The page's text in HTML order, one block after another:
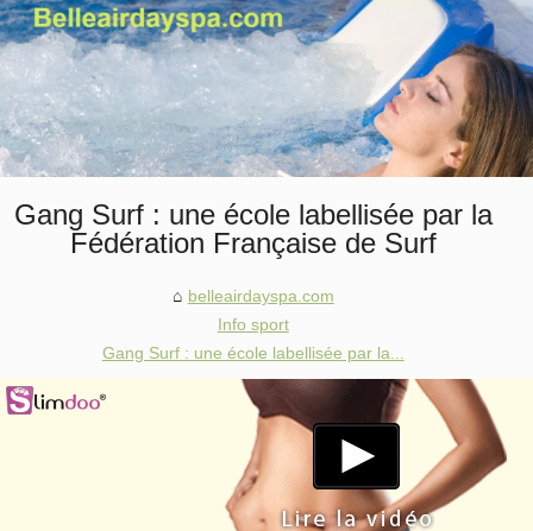
Gang Surf : une école labellisée par la
Fédération Française de Surf
belleairdayspa.com
Info sport
Gang Surf : une école labellisée par la...